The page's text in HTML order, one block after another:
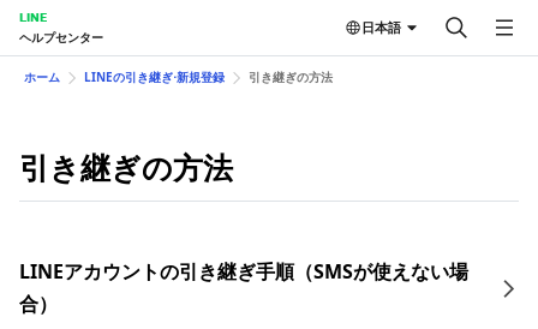
LINE
ヘルプセンター
日本語
ホーム LINEの引き継ぎ⋅新規登録 引き継ぎの方法
引き継ぎの方法
LINEアカウントの引き継ぎ手順（SMSが使えない場
合）